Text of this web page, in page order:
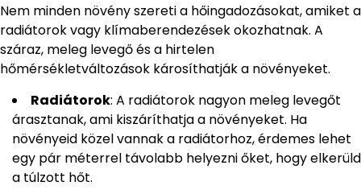
Nem minden növény szereti a hőingadozásokat, amiket a
radiátorok vagy klímaberendezések okozhatnak. A
száraz, meleg levegő és a hirtelen
hőmérsékletváltozások károsíthatják a növényeket.
Radiátorok: A radiátorok nagyon meleg levegőt
árasztanak, ami kiszáríthatja a növényeket. Ha
növényeid közel vannak a radiátorhoz, érdemes lehet
egy pár méterrel távolabb helyezni őket, hogy elkerüld
a túlzott hőt.